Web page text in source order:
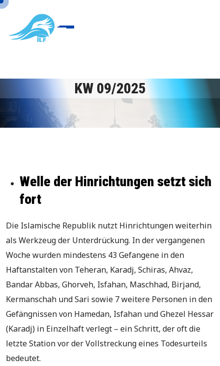
KW 09/2025
Welle der Hinrichtungen setzt sich
fort
Die Islamische Republik nutzt Hinrichtungen weiterhin
als Werkzeug der Unterdrückung. In der vergangenen
Woche wurden mindestens 43 Gefangene in den
Haftanstalten von Teheran, Karadj, Schiras, Ahvaz,
Bandar Abbas, Ghorveh, Isfahan, Maschhad, Birjand,
Kermanschah und Sari sowie 7 weitere Personen in den
Gefängnissen von Hamedan, Isfahan und Ghezel Hessar
(Karadj) in Einzelhaft verlegt – ein Schritt, der oft die
letzte Station vor der Vollstreckung eines Todesurteils
bedeutet.